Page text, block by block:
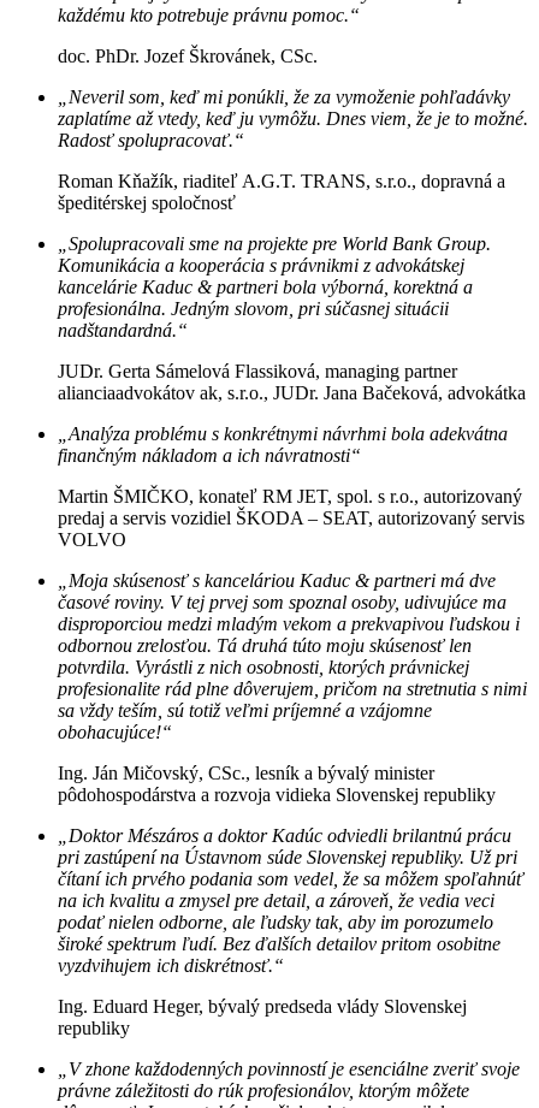
každému kto potrebuje právnu pomoc.“
doc. PhDr. Jozef Škrovánek, CSc.
„Neveril som, keď mi ponúkli, že za vymoženie pohľadávky
zaplatíme až vtedy, keď ju vymôžu. Dnes viem, že je to možné.
Radosť spolupracovať.“
Roman Kňažík, riaditeľ A.G.T. TRANS, s.r.o., dopravná a
špeditérskej spoločnosť
„Spolupracovali sme na projekte pre World Bank Group.
Komunikácia a kooperácia s právnikmi z advokátskej
kancelárie Kaduc & partneri bola výborná, korektná a
profesionálna. Jedným slovom, pri súčasnej situácii
nadštandardná.“
JUDr. Gerta Sámelová Flassiková, managing partner
alianciaadvokátov ak, s.r.o., JUDr. Jana Bačeková, advokátka
„Analýza problému s konkrétnymi návrhmi bola adekvátna
finančným nákladom a ich návratnosti“
Martin ŠMIČKO, konateľ RM JET, spol. s r.o., autorizovaný
predaj a servis vozidiel ŠKODA – SEAT, autorizovaný servis
VOLVO
„Moja skúsenosť s kanceláriou Kaduc & partneri má dve
časové roviny. V tej prvej som spoznal osoby, udivujúce ma
disproporciou medzi mladým vekom a prekvapivou ľudskou i
odbornou zrelosťou. Tá druhá túto moju skúsenosť len
potvrdila. Vyrástli z nich osobnosti, ktorých právnickej
profesionalite rád plne dôverujem, pričom na stretnutia s nimi
sa vždy teším, sú totiž veľmi príjemné a vzájomne
obohacujúce!“
Ing. Ján Mičovský, CSc., lesník a bývalý minister
pôdohospodárstva a rozvoja vidieka Slovenskej republiky
„Doktor Mészáros a doktor Kadúc odviedli brilantnú prácu
pri zastúpení na Ústavnom súde Slovenskej republiky. Už pri
čítaní ich prvého podania som vedel, že sa môžem spoľahnúť
na ich kvalitu a zmysel pre detail, a zároveň, že vedia veci
podať nielen odborne, ale ľudsky tak, aby im porozumelo
široké spektrum ľudí. Bez ďalších detailov pritom osobitne
vyzdvihujem ich diskrétnosť.“
Ing. Eduard Heger, bývalý predseda vlády Slovenskej
republiky
„V zhone každodenných povinností je esenciálne zveriť svoje
právne záležitosti do rúk profesionálov, ktorým môžete